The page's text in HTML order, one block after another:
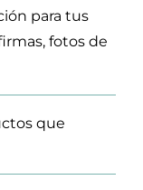
para tus
fotos de
que